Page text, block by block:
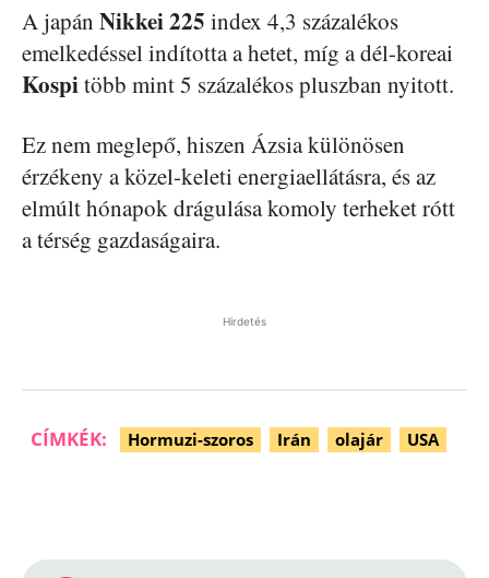
A japán Nikkei 225 index 4,3 százalékos
emelkedéssel indította a hetet, míg a dél-koreai
Kospitöbb mint 5 százalékos pluszban nyitott.
Ez nem meglepő, hiszen Ázsia különösen
érzékeny a közel-keleti energiaellátásra, és az
elmúlt hónapok drágulása komoly terheket rótt
a térség gazdaságaira.
Hirdetés
CÍMKÉK: Hormuzi-szoros Irán olajár USA